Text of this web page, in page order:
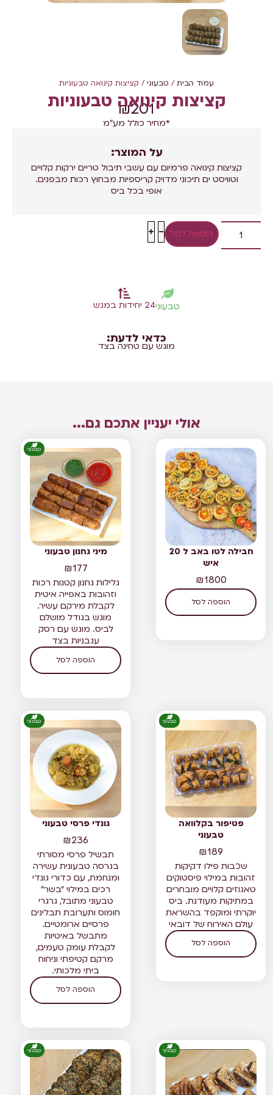
עמוד הבית/ טבעוני/ קציצות קינואה טבעוניות
קציצות קינואה טבעוניות
₪201
*מחיר כולל מע"מ
על המוצר:
קציצות קינואה פרמיום עם עשבי תיבול טריים ירקות קלויים
וטוויסט ים תיכוני מדויק קריספיות מבחוץ רכות מבפנים.
אופי בכל ביס
-
+ הוספה לסל
טבעוני24 יחידות במגש
כדאי לדעת:
מוגש עם טחינה בצד
אולי יעניין אתכם גם...
חבילה לטו באב ל 20
איש
₪1800
הוספה לסל
טבעוני
מיני גחנון טבעוני
₪177
גלילות גחנון קטנות רכות
וזהובות באפייה איטית
לקבלת מירקם עשיר.
מוגש בגודל מושלם
לביס. מוגש עם רסק
עגבניות בצד
הוספה לסל
טבעוני
פטיפור בקלוואה
טבעוני
₪189
שכבות פילו דקיקות
זהובות במילוי פיסטוקים
טאגוזים קלויים מובחרים
במתיקות מעודנת. ביס
יוקרתי ומוקפד בהשראת
עולם האירוח של דובאי
הוספה לסל
טבעוני
גונדי פרסי טבעוני
₪236
תבשיל פרסי מסורתי
בגרסה טבעונית עשירה
ומנחמת, עם כדורי גונדי
רכים במילוי “בשר”
טבעוני מתובל, גרגרי
חומוס ותערובת תבלינים
פרסיים ארומטיים.
מתבשל באיטיות
לקבלת עומק טעמים,
מרקם קטיפתי וניחוח
ביתי מלכותי.
הוספה לסל
טבעוני טבעוני